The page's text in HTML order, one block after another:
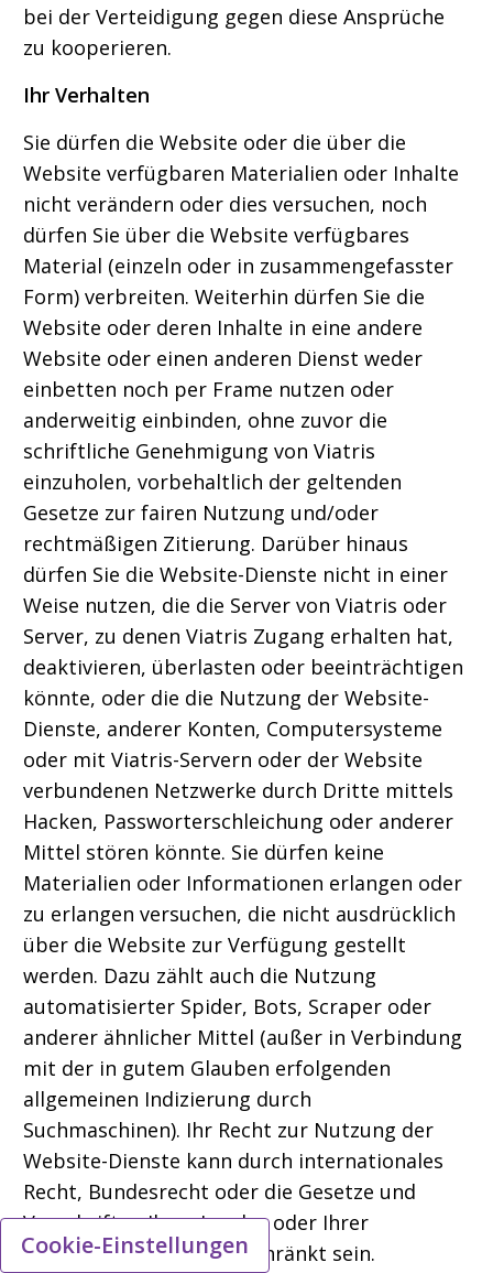
bei der Verteidigung gegen diese Ansprüche
zu kooperieren.
Ihr Verhalten
Sie dürfen die Website oder die über die
Website verfügbaren Materialien oder Inhalte
nicht verändern oder dies versuchen, noch
dürfen Sie über die Website verfügbares
Material (einzeln oder in zusammengefasster
Form) verbreiten. Weiterhin dürfen Sie die
Website oder deren Inhalte in eine andere
Website oder einen anderen Dienst weder
einbetten noch per Frame nutzen oder
anderweitig einbinden, ohne zuvor die
schriftliche Genehmigung von Viatris
einzuholen, vorbehaltlich der geltenden
Gesetze zur fairen Nutzung und/oder
rechtmäßigen Zitierung. Darüber hinaus
dürfen Sie die Website-Dienste nicht in einer
Weise nutzen, die die Server von Viatris oder
Server, zu denen Viatris Zugang erhalten hat,
deaktivieren, überlasten oder beeinträchtigen
könnte, oder die die Nutzung der Website-
Dienste, anderer Konten, Computersysteme
oder mit Viatris-Servern oder der Website
verbundenen Netzwerke durch Dritte mittels
Hacken, Passworterschleichung oder anderer
Mittel stören könnte. Sie dürfen keine
Materialien oder Informationen erlangen oder
zu erlangen versuchen, die nicht ausdrücklich
über die Website zur Verfügung gestellt
werden. Dazu zählt auch die Nutzung
automatisierter Spider, Bots, Scraper oder
anderer ähnlicher Mittel (außer in Verbindung
mit der in gutem Glauben erfolgenden
allgemeinen Indizierung durch
Suchmaschinen). Ihr Recht zur Nutzung der
Website-Dienste kann durch internationales
Recht, Bundesrecht oder die Gesetze und
Vorschriften Ihres Landes oder Ihrer
Kommune weiter eingeschränkt sein.
Cookie-Einstellungen